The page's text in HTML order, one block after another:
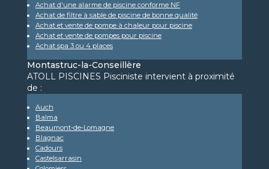
Achat d'une alarme de piscine conforme NF
Achat de filtre à sable de piscine de bonne qualité
Achat et vente de pompe à chaleur pour piscine
Achat et vente de pompes pour piscine
Achat spa 3 ou 4 places
Montastruc-la-Conseillère
ATOLL PISCINES Pisciniste intervient à proximité
de :
Auch
Balma
Beaumont-de-Lomagne
Blagnac
Cadours
Castelsarrasin